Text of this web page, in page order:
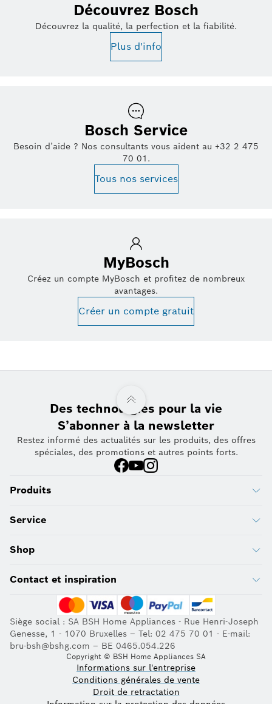
Découvrez Bosch
Découvrez la qualité, la perfection et la fiabilité.
Plus d'info
Bosch Service
Besoin d’aide ? Nos consultants vous aident au +32 2 475
70 01.
Tous nos services
MyBosch
Créez un compte MyBosch et profitez de nombreux
avantages.
Créer un compte gratuit
Des technologies pour la vie
S’abonner à la newsletter
Restez informé des actualités sur les produits, des offres
spéciales, des promotions et autres points forts.
Produits
Service
Shop
Contact et inspiration
Siège social : SA BSH Home Appliances - Rue Henri-Joseph
Genesse, 1 - 1070 Bruxelles – Tel: 02 475 70 01 - E-mail:
bru-bsh@bshg.com – BE 0465.054.226
Copyright © BSH Home Appliances SA
Informations sur l'entreprise
Conditions générales de vente
Droit de retractation